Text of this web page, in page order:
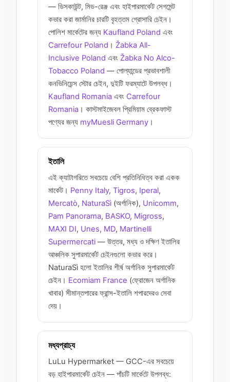
— ডিসকাউন্ট, মিড-রেঞ্জ এবং হাইপারমার্কেট সেগমেন্ট
কভার করা জার্মানির চারটি বৃহত্তম গ্রোসারি চেইন।
পোলিশ মার্কেটের জন্য Kaufland Poland এবং
Carrefour Poland । Žabka All-
Inclusive Poland এবং Žabka No Alco-
Tobacco Poland — পোল্যান্ডের প্রভাবশালী
কনভিনিয়েন্স স্টোর চেইন, দুইটি ফরম্যাটে উপলব্ধ।
Kaufland Romania এবং Carrefour
Romania । কাস্টমাইজেবল প্রিমিয়াম ব্রেকফাস্ট
পণ্যের জন্য myMuesli Germany ।
ইতালি
এই ক্যাটাগরিতে সবচেয়ে বেশি প্রতিনিধিত্ব করা একক
মার্কেট। Penny Italy, Tigros, Iperal,
Mercatò, NaturaSì (অর্গানিক), Unicomm,
Pam Panorama, BASKO, Migross,
MAXI DI, Unes, MD, Martinelli
Supermercati — উত্তর, মধ্য ও দক্ষিণ ইতালির
আঞ্চলিক সুপারমার্কেট চেইনগুলো কভার করে।
NaturaSì হলো ইতালির শীর্ষ অর্গানিক সুপারমার্কেট
চেইন। Ecomiam France (ফ্রোজেন অর্গানিক
খাবার) সীমান্তপারের ফ্রান্স-ইতালি শপারদেরও সেবা
দেয়।
মধ্যপ্রাচ্য
LuLu Hypermarket — GCC-এর সবচেয়ে
বড় হাইপারমার্কেট চেইন — পাঁচটি মার্কেটে উপলব্ধ: